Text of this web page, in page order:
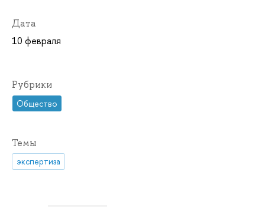
Дата
10 февраля
Рубрики
Общество
Темы
экспертиза